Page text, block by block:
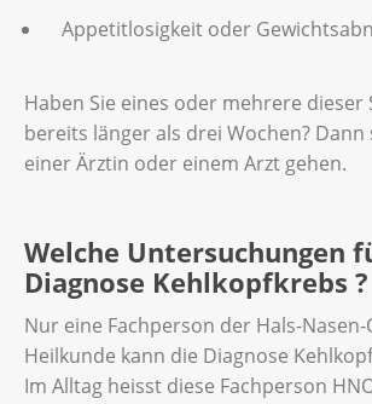
Appetitlosigkeit oder
Haben Sie eines oder mehrere dieser
bereits länger als drei Wochen? Dann
einer Ärztin oder einem Arzt gehen.
Welche Untersuchungen
Diagnose Kehlkopfkrebs ?
Nur eine Fachperson der Hals-
Heilkunde kann die Diagnose
Im Alltag heisst diese Fachperson